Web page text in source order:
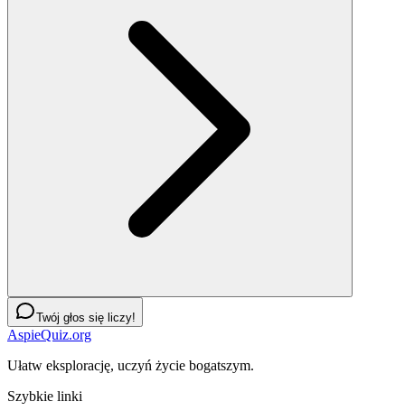
Twój głos się liczy!
AspieQuiz.org
Ułatw eksplorację, uczyń życie bogatszym.
Szybkie linki